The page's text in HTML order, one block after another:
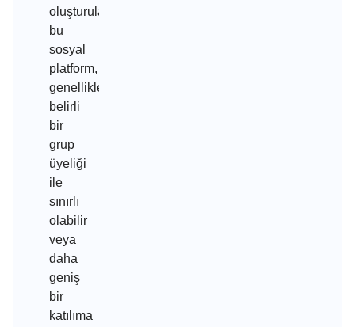
oluşturulan
bu
sosyal
platform,
genellikle
belirli
bir
grup
üyeliği
ile
sınırlı
olabilir
veya
daha
geniş
bir
katılıma